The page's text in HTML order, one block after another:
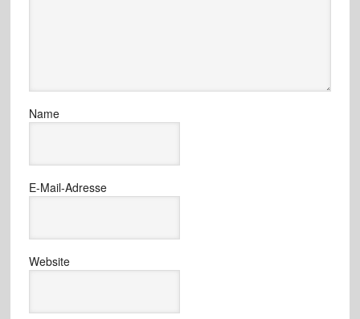
Name
E-Mail-Adresse
Website